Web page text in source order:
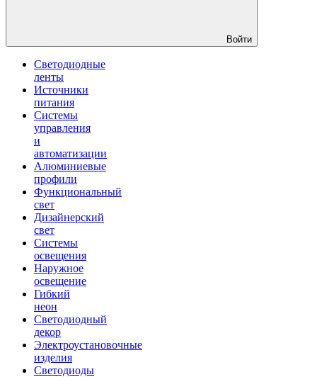
Войти
Светодиодные
ленты
Источники
питания
Системы
управления
и
автоматизации
Алюминиевые
профили
Функциональный
свет
Дизайнерский
свет
Системы
освещения
Наружное
освещение
Гибкий
неон
Светодиодный
декор
Электроустановочные
изделия
Светодиоды